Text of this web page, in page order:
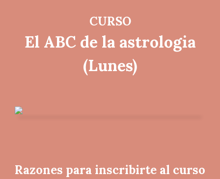
CURSO
El ABC de la astrologia
(Lunes)
Razones para inscribirte al curso